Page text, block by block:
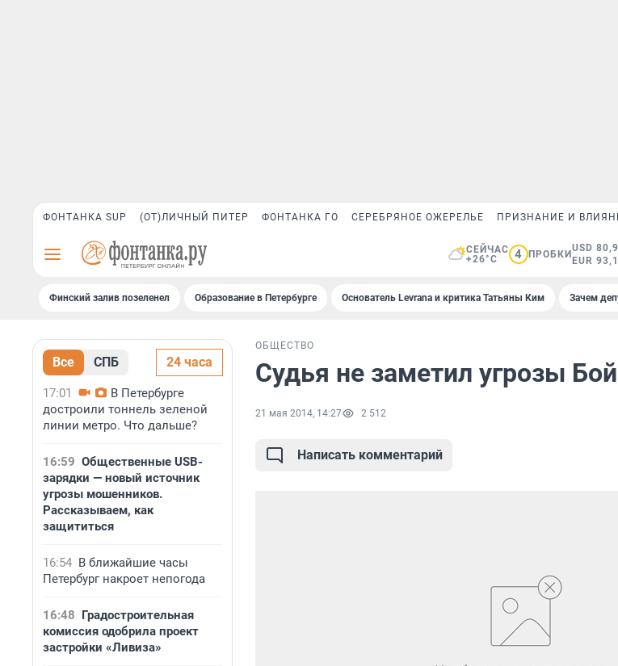
ФОНТАНКА SUP (ОТ)ЛИЧНЫЙ ПИТЕР ФОНТАНКА ГО СЕРЕБРЯНОЕ ОЖЕРЕЛЬЕ ПРИЗНАНИЕ И
СЕЙЧАС
+26°C
4 ПРОБКИ
USD
EUR
Финский залив позеленел Образование в Петербурге Основатель Levrana и критика Татьяны Ким Зачем
Все СПБ 24 часа
17:01
В Петербурге
достроили тоннель зеленой
линии метро. Что дальше?
16:59 Общественные USB-
зарядки — новый источник
угрозы мошенников.
Рассказываем, как
защититься
16:54 В ближайшие часы
Петербург накроет непогода
16:48 Градостроительная
комиссия одобрила проект
застройки «Ливиза»
ОБЩЕСТВО
Судья не заметил угрозы
21 мая 2014, 14:27 2 512
Написать комментарий